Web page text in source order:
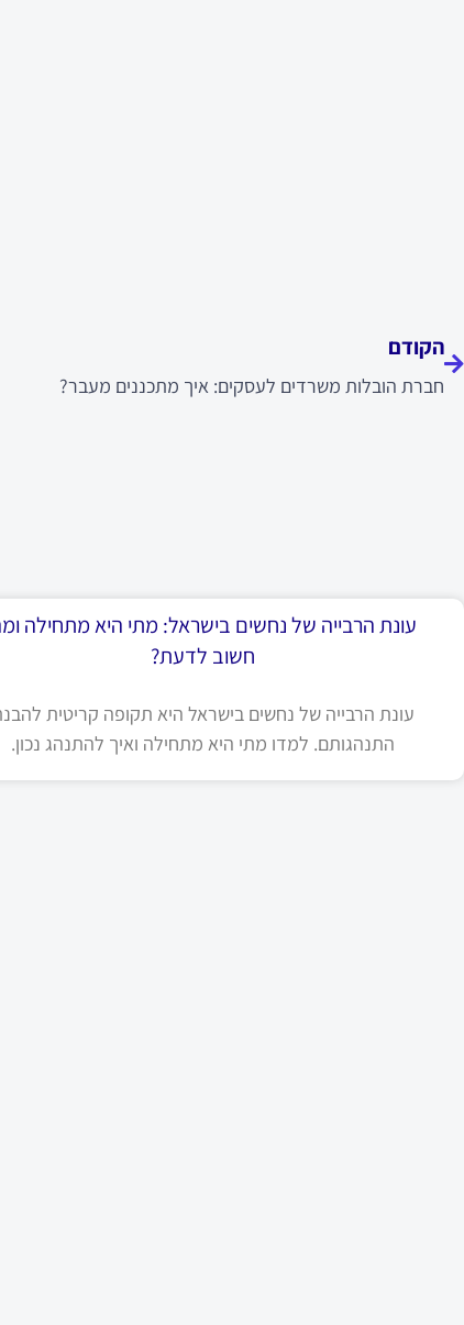
הקודם
חברת הובלות משרדים לעסקים: איך מתכננים מעבר?
עונת הרבייה של נחשים בישראל: מתי היא מתחילה
חשוב לדעת?
עונת הרבייה של נחשים בישראל היא תקופה קריטית
התנהגותם. למדו מתי היא מתחילה ואיך להתנהג נכון.